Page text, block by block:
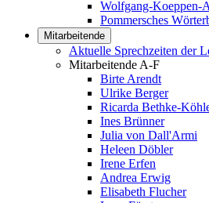
Wolfgang-Koeppen-
Pommersches
Mitarbeitende
Aktuelle Sprechzeiten der
Mitarbeitende A-F
Birte Arendt
Ulrike Berger
Ricarda Bethke-
Ines Brünner
Julia von Dall'Armi
Heleen Döbler
Irene Erfen
Andrea Erwig
Elisabeth Flucher